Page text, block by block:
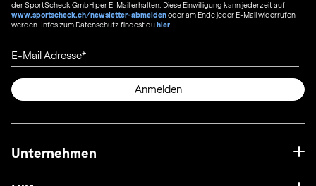
der SportScheck GmbH per E-Mail erhalten. Diese Einwilligung kann jederzeit auf
www.sportscheck.ch/newsletter-abmeldenoder am Ende jeder E-Mail widerrufen
werden. Infos zum Datenschutz findest duhier
E-Mail Adresse
Anmelden
Unternehmen